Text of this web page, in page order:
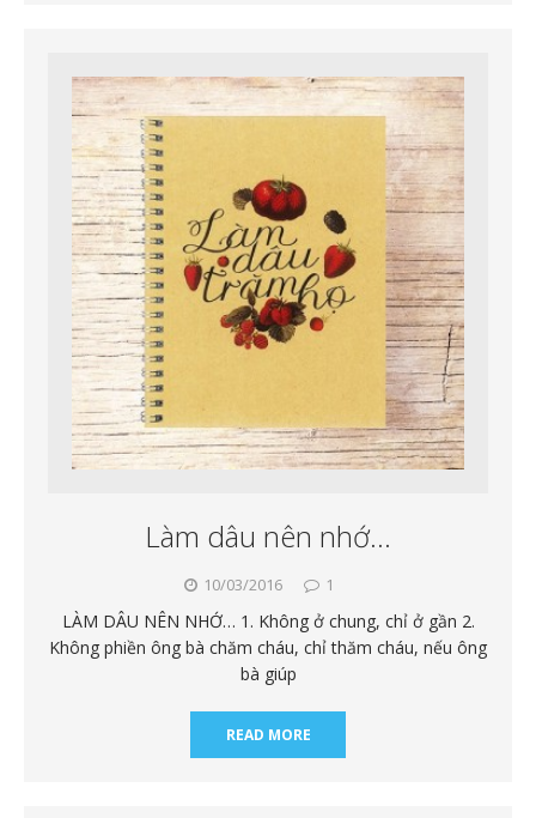
Làm dâu nên nhớ…
10/03/2016 1
LÀM DÂU NÊN NHỚ… 1. Không ở chung, chỉ ở gần 2.
Không phiền ông bà chăm cháu, chỉ thăm cháu, nếu ông
bà giúp
READ MORE